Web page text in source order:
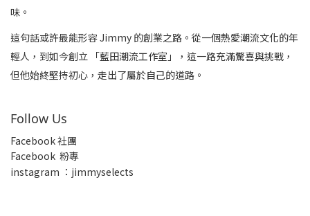
味。
這句話或許最能形容 Jimmy 的創業之路。從一個熱愛潮流文化的年
輕人，到如今創立 「藍田潮流工作室」，這一路充滿驚喜與挑戰，
但他始終堅持初心，走出了屬於自己的道路。
Follow Us
Facebook 社團
Facebook 粉專
instagram ：jimmyselects